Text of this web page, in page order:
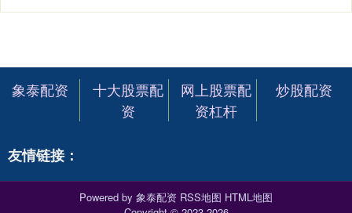
象泰配资
十大股票配
资
网上股票配
资杠杆
炒股配资
友情链接：
Powered by 象泰配资 RSS地图 HTML地图